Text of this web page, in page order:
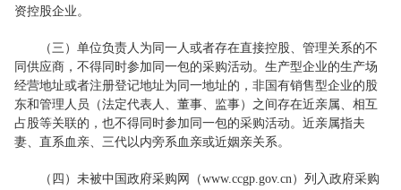
资控股企业。
（三）单位负责人为同一人或者存在直接控股、管理关系的不
同供应商，不得同时参加同一包的采购活动。生产型企业的生产场
经营地址或者注册登记地址为同一地址的，非国有销售型企业的股
东和管理人员（法定代表人、董事、监事）之间存在近亲属、相互
占股等关联的，也不得同时参加同一包的采购活动。近亲属指夫
妻、直系血亲、三代以内旁系血亲或近姻亲关系。
（四）未被中国政府采购网（www.ccgp.gov.cn）列入政府采购